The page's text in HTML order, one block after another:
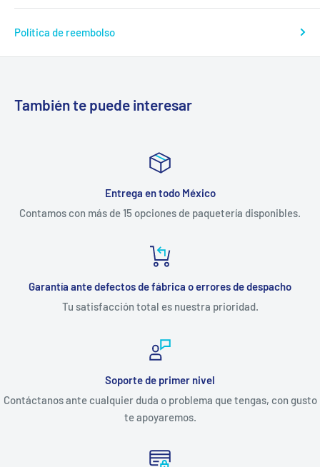
Política de reembolso
También te puede interesar
Entrega en todo México
Contamos con más de 15 opciones de paquetería disponibles.
Garantía ante defectos de fábrica o errores de despacho
Tu satisfacción total es nuestra prioridad.
Soporte de primer nivel
Contáctanos ante cualquier duda o problema que tengas, con gusto
te apoyaremos.